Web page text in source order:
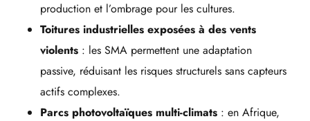
production et l’ombrage pour les cultures.
Toitures industrielles exposées à des vents
violents : les SMA permettent une adaptation
passive, réduisant les risques structurels sans capteurs
actifs complexes.
Parcs photovoltaïques multi-climats : en Afrique,